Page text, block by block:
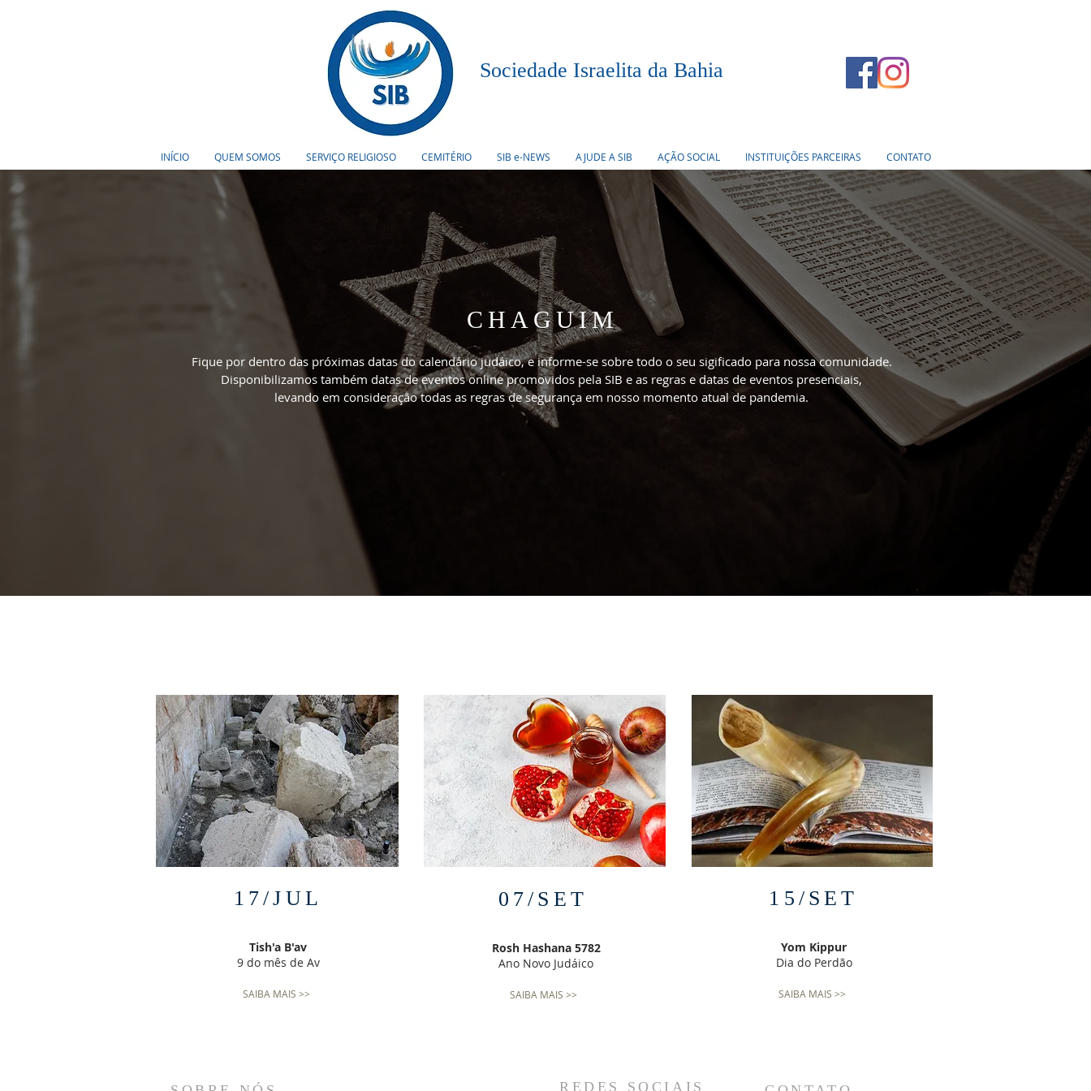
Sociedade Israelita da Bahia
INÍCIO QUEM SOMOS SERVIÇO RELIGIOSO CEMITÉRIO SIB e-NEWS AJUDE A SIB AÇÃO SOCIAL INSTITUIÇÕES PARCEIRAS CONTATO
CHAGUIM
Fique por dentro das próximas datas do calendário judáico, e informe-se sobre todo o seu sigificado para nossa comunidade.
Disponibilizamos também datas de eventos online promovidos pela SIB e as regras e datas de eventos presenciais,
levando em consideração todas as regras de segurança em nosso momento atual de pandemia.
17/JUL
Tish'a B'av
9 do mês de Av
SAIBA MAIS >>
07/SET
Rosh Hashana 5782
Ano Novo Judáico
SAIBA MAIS >>
15/SET
Yom Kippur
Dia do Perdão
SAIBA MAIS >>
REDES SOCIAIS